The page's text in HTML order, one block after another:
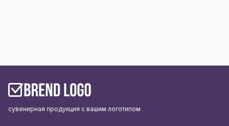
сувенирная продукция с вашим логотипом